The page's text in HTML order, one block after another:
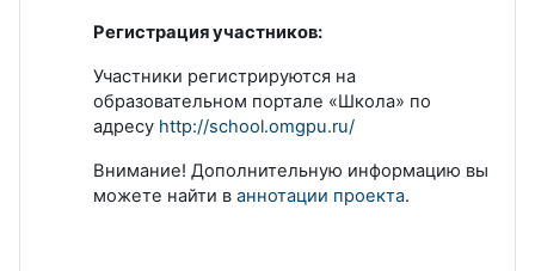
Регистрация участников:
Участники регистрируются на
образовательном портале «Школа» по
адресу http://school.omgpu.ru/
Внимание! Дополнительную информацию вы
можете найти в аннотации проекта.